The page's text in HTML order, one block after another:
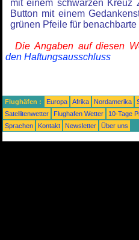
mit einem schwarzen Kreuz
Button mit einem
grünen Pfeile für benachbarte
Die Angaben auf diesen
den Haftungsausschluss
Flughäfen : Europa Afrika Nordamerika
Satellitenwetter
Flughafen Wetter 10-Tage
Sprachen
Kontakt Newsletter Über uns